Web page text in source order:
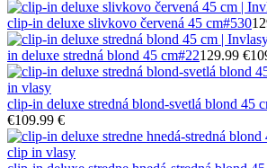
clip-in deluxe slivkovo červená 45 cm#530
in deluxe stredná blond 45 cm#22129.99 €
clip-in deluxe stredná blond-svetlá blond 45
€109.99 €